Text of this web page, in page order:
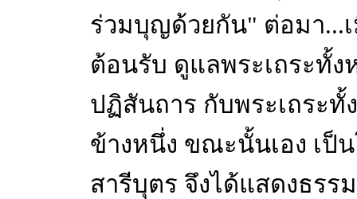
ร่วมบุญด้วยกัน" ต่อมา...
ต้อนรับ ดูแลพระเถระทั้
ปฏิสันถาร กับพระเถระ
ข้างหนึ่ง ขณะนั้นเอง เป็
สารีบุตร จึงได้แสดงธรร